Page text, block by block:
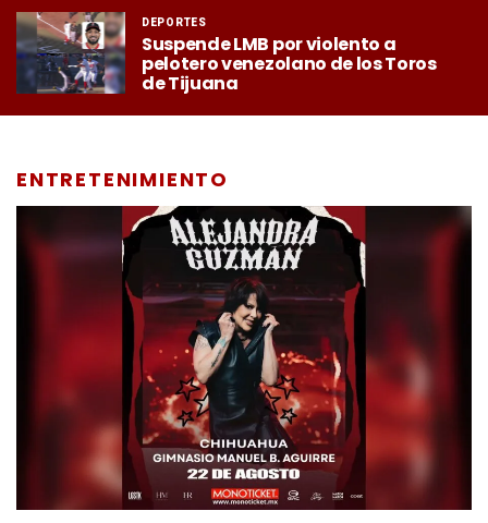
DEPORTES
Suspende LMB por violento a
pelotero venezolano de los Toros
de Tijuana
ENTRETENIMIENTO